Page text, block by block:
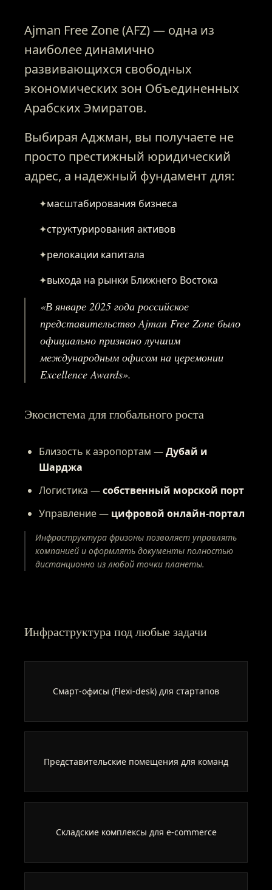
О ПРОЕКТЕ
ПРИВИЛЕГИИ
ВХОД
Ajman Free Zone (AFZ) — одна из
наиболее динамично
развивающихся свободных
экономических зон Объединенных
Арабских Эмиратов.
Выбирая Аджман, вы получаете не
просто престижный юридический
адрес, а надежный фундамент для:
✦масштабирования бизнеса
✦структурирования активов
✦релокации капитала
✦выхода на рынки Ближнего Востока
«В январе 2025 года российское
представительство Ajman Free Zone было
официально признано лучшим
международным офисом на церемонии
Excellence Awards».
Экосистема для глобального роста
Близость к аэропортам —Дубай и
Шарджа
Логистика —собственный морской порт
Управление — цифровой онлайн-портал
Инфраструктура фризоны позволяет управлять
компанией и оформлять документы полностью
дистанционно из любой точки планеты.
Инфраструктура под любые задачи
Смарт-офисы (Flexi-desk) для стартапов
Представительские помещения для команд
Складские комплексы для e-commerce